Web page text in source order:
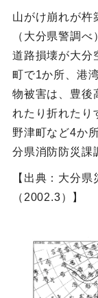
山がけ崩れが杵
（大分県警調べ）
道路損壊が大分
町で1か所、港
物被害は、豊後
れたり折れたり
野津町など4か
分県消防防災課
【出典：大分
（2002.3）】